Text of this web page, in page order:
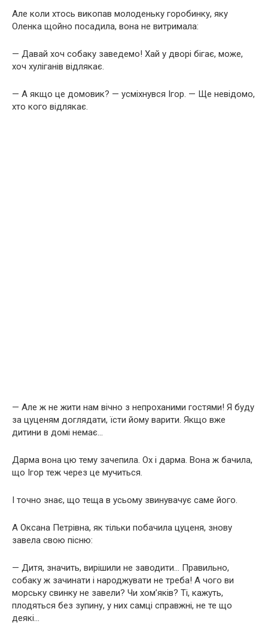
Але коли хтось викопав молоденьку горобинку, яку
Оленка щойно посадила, вона не витримала:
— Давай хоч собаку заведемо! Хай у дворі бігає, може,
хоч хуліганів відлякає.
— А якщо це домовик? — усміхнувся Ігор. — Ще невідомо,
хто кого відлякає.
— Але ж не жити нам вічно з непроханими гостями! Я буду
за цуценям доглядати, їсти йому варити. Якщо вже
дитини в домі немає…
Дарма вона цю тему зачепила. Ох і дарма. Вона ж бачила,
що Ігор теж через це мучиться.
І точно знає, що теща в усьому звинувачує саме його.
А Оксана Петрівна, як тільки побачила цуценя, знову
завела свою пісню:
— Дитя, значить, вирішили не заводити… Правильно,
собаку ж зачинати і народжувати не треба! А чого ви
морську свинку не завели? Чи хом’яків? Ті, кажуть,
плодяться без зупину, у них самці справжні, не те що
деякі…